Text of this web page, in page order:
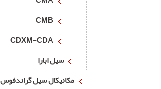
CMB
CDXM-CDA
سیل ابارا
مکانیکال سیل گراندفوس